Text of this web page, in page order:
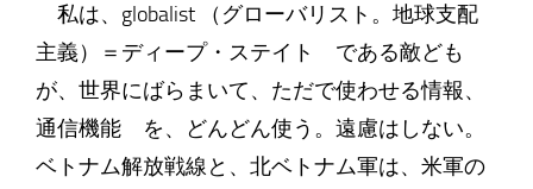
私は、globalist （グローバリスト。地球支配
主義）＝ディープ・ステイト である敵ども
が、世界にばらまいて、ただで使わせる情報、
通信機能 を、どんどん使う。遠慮はしない。
ベトナム解放戦線と、北ベトナム軍は、米軍の